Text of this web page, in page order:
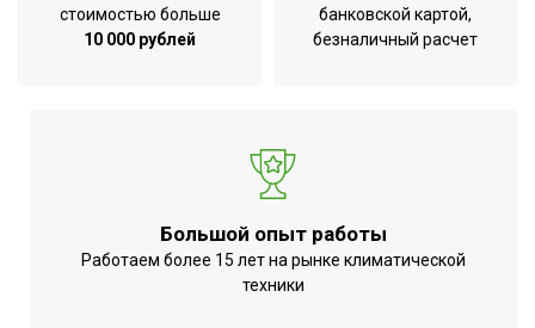
Цифровой дисплей
Нет
Вид установки (крепления)
Материал корпуса
стоимостью больше
10 000 рублей
банковской картой,
безналичный расчет
Большой опыт работы
Работаем более 15 лет на рынке климатической
техники